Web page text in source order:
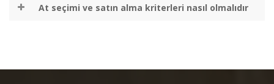
At seçimi ve satın alma kriterleri nasıl olmalıdır